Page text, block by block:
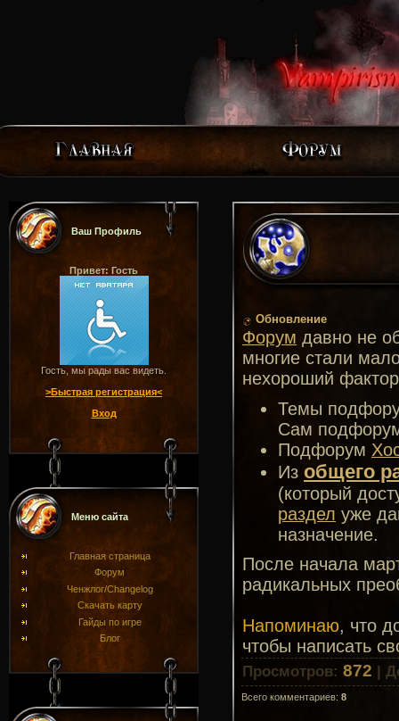
Ваш Профиль
Привет: Гость
Гость, мы рады вас видеть.
>Быстрая регистрация<
Вход
Меню сайта
Главная страница
Форум
Ченжлог/Changelog
Скачать карту
Гайды по игре
Блог
Обновление
Форум давно не
многие стали
нехороший
Темы
Сам
Подфорум
Из общего
(который
раздел уже
назначение.
После начала
радикальных
Напоминаю, что
чтобы написать
Просмотров: 872 |
Всего комментариев: 8